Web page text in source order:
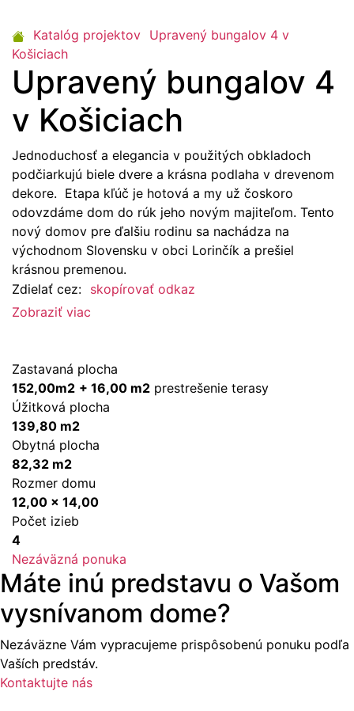
Katalóg projektov Upravený bungalov 4 v
Košiciach
Upravený bungalov 4
v Košiciach
Jednoduchosť a elegancia v použitých obkladoch
podčiarkujú biele dvere a krásna podlaha v drevenom
dekore. Etapa kľúč je hotová a my už čoskoro
odovzdáme dom do rúk jeho novým majiteľom. Tento
nový domov pre ďalšiu rodinu sa nachádza na
východnom Slovensku v obci Lorinčík a prešiel
krásnou premenou.
Zdielať cez: skopírovať odkaz
Zobraziť viac
Zastavaná plocha
152,00m2 + 16,00 m2 prestrešenie terasy
Úžitková plocha
139,80 m2
Obytná plocha
82,32 m2
Rozmer domu
12,00 x 14,00
Počet izieb
4
Nezáväzná ponuka
Máte inú predstavu o Vašom
vysnívanom dome?
Nezáväzne Vám vypracujeme prispôsobenú ponuku podľa
Vaších predstáv.
Kontaktujte nás